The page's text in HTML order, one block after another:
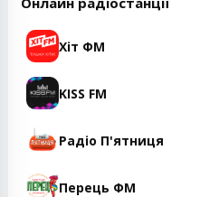
Хіт ФМ
KISS FM
Радіо П'ятниця
Перець ФМ